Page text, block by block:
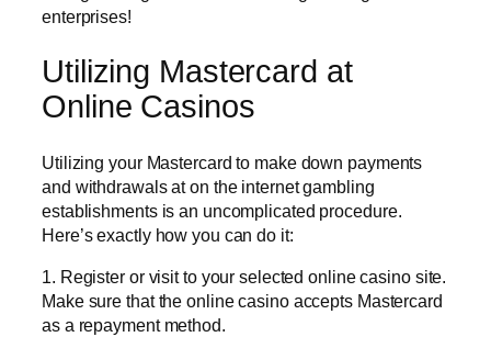
enterprises!
Utilizing Mastercard at
Online Casinos
Utilizing your Mastercard to make down payments
and withdrawals at on the internet gambling
establishments is an uncomplicated procedure.
Here’s exactly how you can do it:
1. Register or visit to your selected online casino site.
Make sure that the online casino accepts Mastercard
as a repayment method.